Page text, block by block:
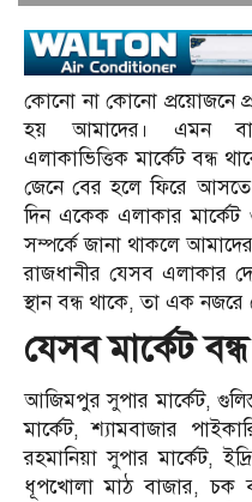
কোনো না কোনো প্রয়োজনে
হয় আমাদের। এমন
এলাকাভিত্তিক মার্কেট বন্ধ
জেনে বের হলে ফিরে আসতে
দিন একেক এলাকার
সম্পর্কে জানা থাকলে
রাজধানীর যেসব এলাকার
স্থান বন্ধ থাকে, তা এক
যেসব মার্কেট
আজিমপুর সুপার মার্কেট,
মার্কেট, শ্যামবাজার
রহমানিয়া সুপার মার্কেট,
ধূপখোলা মাঠ বাজার, চক